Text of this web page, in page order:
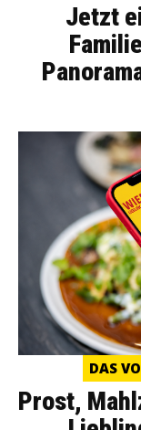
Jetzt
DAS
Prost,